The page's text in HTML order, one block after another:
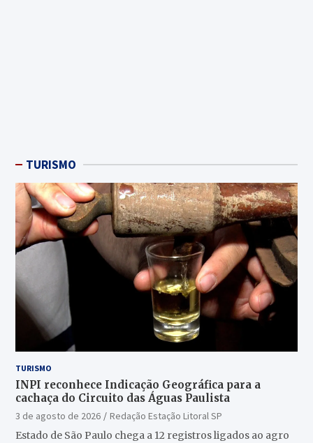
TURISMO
TURISMO
INPI reconhece Indicação Geográfica para a
cachaça do Circuito das Águas Paulista
3 de agosto de 2026
Redação Estação Litoral SP
Estado de São Paulo chega a 12 registros ligados ao agro